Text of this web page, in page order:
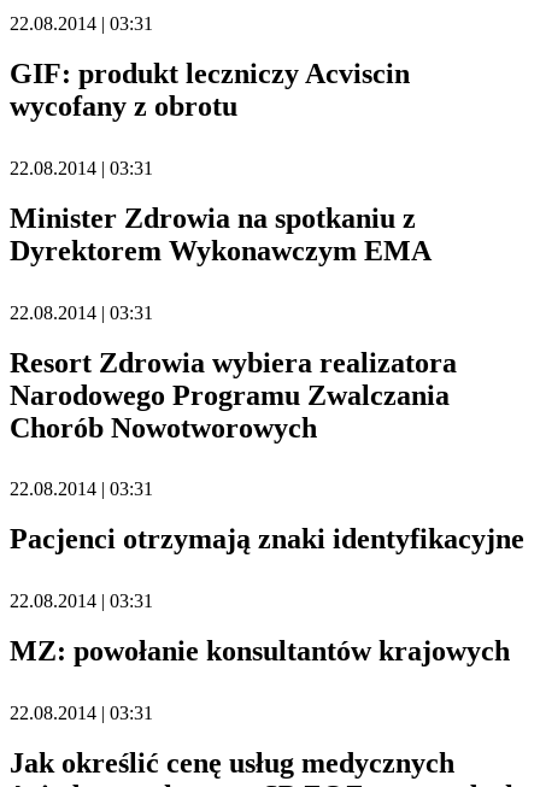
22.08.2014 | 03:31
GIF: produkt leczniczy Acviscin
wycofany z obrotu
22.08.2014 | 03:31
Minister Zdrowia na spotkaniu z
Dyrektorem Wykonawczym EMA
22.08.2014 | 03:31
Resort Zdrowia wybiera realizatora
Narodowego Programu Zwalczania
Chorób Nowotworowych
22.08.2014 | 03:31
Pacjenci otrzymają znaki identyfikacyjne
22.08.2014 | 03:31
MZ: powołanie konsultantów krajowych
22.08.2014 | 03:31
Jak określić cenę usług medycznych